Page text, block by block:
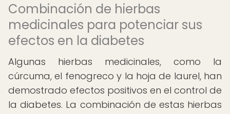
Combinación de hierbas
medicinales para potenciar sus
efectos en la diabetes
Algunas hierbas medicinales, como la
cúrcuma, el fenogreco y la hoja de laurel, han
demostrado efectos positivos en el control de
la diabetes. La combinación de estas hierbas